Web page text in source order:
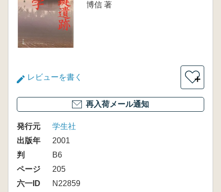
博信 著
レビューを書く ＋
再入荷メール通知
発行元
学生社
出版年
2001
判
B6
ページ
205
六一ID
N22859